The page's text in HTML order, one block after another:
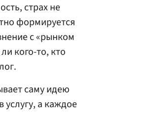
страх не
формируется
с «рынком
кого-то, кто
саму идею
а каждое